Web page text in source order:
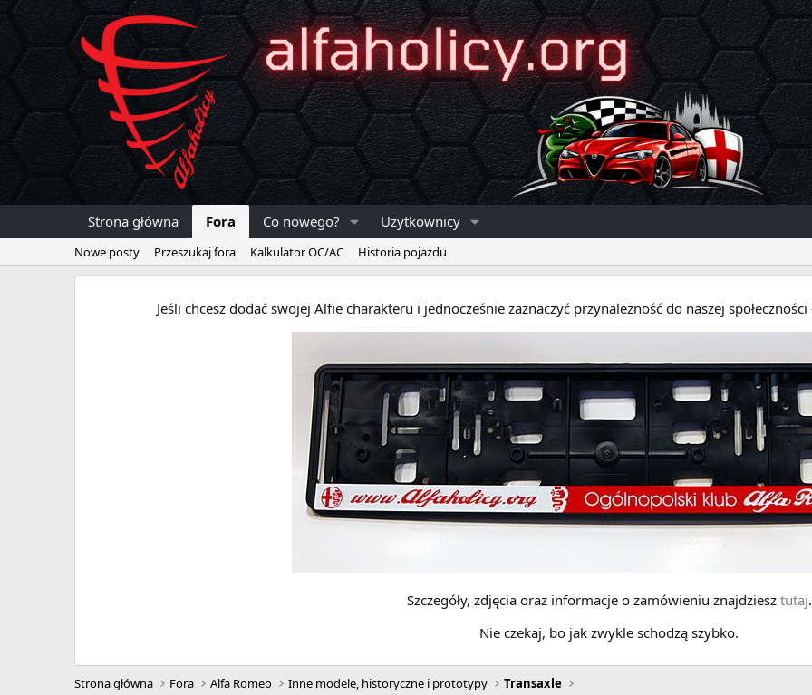
Strona główna Fora Co nowego? Użytkownicy
Nowe posty Przeszukaj fora Kalkulator OC/AC Historia pojazdu
Jeśli chcesz dodać swojej Alfie charakteru i jednocześnie zaznaczyć przynależność do naszej
Szczegóły, zdjęcia oraz informacje o zamówieniu znajdziesz tutaj.
Nie czekaj, bo jak zwykle schodzą szybko.
Strona główna Fora Alfa Romeo Inne modele, historyczne i prototypy Transaxle